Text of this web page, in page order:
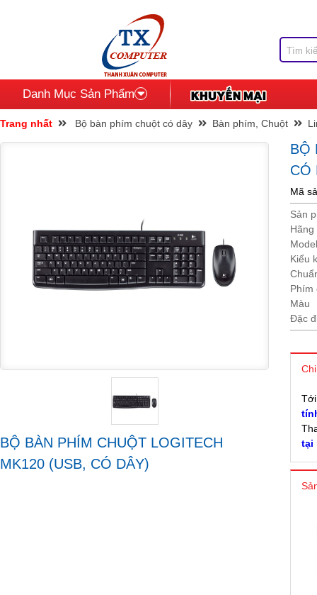
Danh Mục Sản Phẩm
Trang nhất Bộ bàn phím chuột có dây Bàn phím, Chuột
BỘ BÀN PHÍM CHUỘT LOGITECH
MK120 (USB, CÓ DÂY)
BỘ
CÓ
Mã
Sản
Hãng
Model
Kiểu
Phím
Màu
Đặc
tại